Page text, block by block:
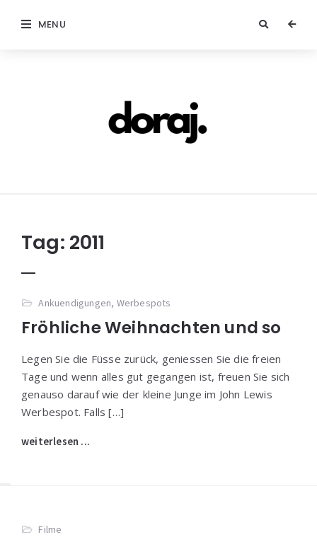
MENU
Tag: 2011
Ankuendigungen, Werbespots
Fröhliche Weihnachten und so
Legen Sie die Füsse zurück, geniessen Sie die freien
Tage und wenn alles gut gegangen ist, freuen Sie sich
genauso darauf wie der kleine Junge im John Lewis
Werbespot. Falls […]
weiterlesen ...
Filme